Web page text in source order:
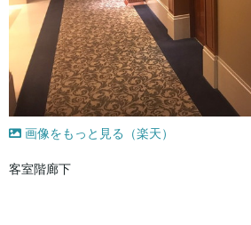
画像をもっと見る（楽天）
客室階廊下